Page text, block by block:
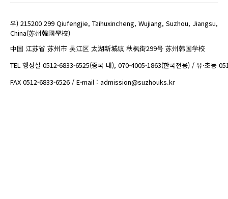
우) 215200 299 Qiufengjie, Taihuxincheng, Wujiang, Suzhou, Jiangsu,
China(苏州韓國學校)
中国 江苏省 苏州市 吴江区 太湖新城镇 秋枫街299号 苏州韩国学校
TEL 행정실 0512-6833-6525(중국 내), 070-4005-1863(한국전용) / 유·초등
FAX 0512-6833-6526 / E-mail : admission@suzhouks.kr